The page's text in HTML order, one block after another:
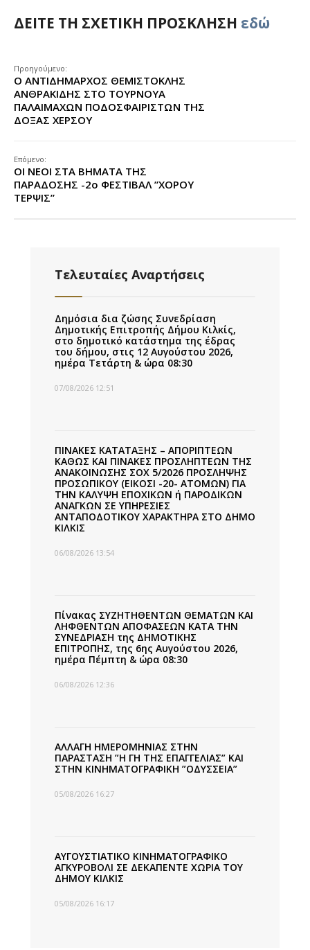
ΔΕΙΤΕ ΤΗ ΣΧΕΤΙΚΗ ΠΡΟΣΚΛΗΣΗ εδώ
Προηγούμενο:
Ο ΑΝΤΙΔΗΜΑΡΧΟΣ ΘΕΜΙΣΤΟΚΛΗΣ
ΑΝΘΡΑΚΙΔΗΣ ΣΤΟ ΤΟΥΡΝΟΥΑ
ΠΑΛΑΙΜΑΧΩΝ ΠΟΔΟΣΦΑΙΡΙΣΤΩΝ ΤΗΣ
ΔΟΞΑΣ ΧΕΡΣΟΥ
Επόμενο:
ΟΙ ΝΕΟΙ ΣΤΑ ΒΗΜΑΤΑ ΤΗΣ
ΠΑΡΑΔΟΣΗΣ -2ο ΦΕΣΤΙΒΑΛ ”ΧΟΡΟΥ
ΤΕΡΨΙΣ”
Τελευταίες Αναρτήσεις
Δημόσια δια ζώσης Συνεδρίαση
Δημοτικής Επιτροπής Δήμου Κιλκίς,
στο δημοτικό κατάστημα της έδρας
του δήμου, στις 12 Αυγούστου 2026,
ημέρα Τετάρτη & ώρα 08:30
07/08/2026 12:51
ΠΙΝΑΚΕΣ ΚΑΤΑΤΑΞΗΣ – ΑΠΟΡΙΠΤΕΩΝ
ΚΑΘΩΣ ΚΑΙ ΠΙΝΑΚΕΣ ΠΡΟΣΛΗΠΤΕΩΝ ΤΗΣ
ΑΝΑΚΟΙΝΩΣΗΣ ΣΟΧ 5/2026 ΠΡΟΣΛΗΨΗΣ
ΠΡΟΣΩΠΙΚΟΥ (ΕΙΚΟΣΙ -20- ΑΤΟΜΩΝ) ΓΙΑ
ΤΗΝ ΚΑΛΥΨΗ ΕΠΟΧΙΚΩΝ ή ΠΑΡΟΔΙΚΩΝ
ΑΝΑΓΚΩΝ ΣΕ ΥΠΗΡΕΣΙΕΣ
ΑΝΤΑΠΟΔΟΤΙΚΟΥ ΧΑΡΑΚΤΗΡΑ ΣΤΟ ΔΗΜΟ
ΚΙΛΚΙΣ
06/08/2026 13:54
Πίνακας ΣΥΖΗΤΗΘΕΝΤΩΝ ΘΕΜΑΤΩΝ ΚΑΙ
ΛΗΦΘΕΝΤΩΝ ΑΠΟΦΑΣΕΩΝ ΚΑΤΑ ΤΗΝ
ΣΥΝΕΔΡΙΑΣΗ της ΔΗΜΟΤΙΚΗΣ
ΕΠΙΤΡΟΠΗΣ, της 6ης Αυγούστου 2026,
ημέρα Πέμπτη & ώρα 08:30
06/08/2026 12:36
ΑΛΛΑΓΗ ΗΜΕΡΟΜΗΝΙΑΣ ΣΤΗΝ
ΠΑΡΑΣΤΑΣΗ ”Η ΓΗ ΤΗΣ ΕΠΑΓΓΕΛΙΑΣ” ΚΑΙ
ΣΤΗΝ ΚΙΝΗΜΑΤΟΓΡΑΦΙΚΗ ”ΟΔΥΣΣΕΙΑ”
05/08/2026 16:27
ΑΥΓΟΥΣΤΙΑΤΙΚΟ ΚΙΝΗΜΑΤΟΓΡΑΦΙΚΟ
ΑΓΚΥΡΟΒΟΛΙ ΣΕ ΔΕΚΑΠΕΝΤΕ ΧΩΡΙΑ ΤΟΥ
ΔΗΜΟΥ ΚΙΛΚΙΣ
05/08/2026 16:17